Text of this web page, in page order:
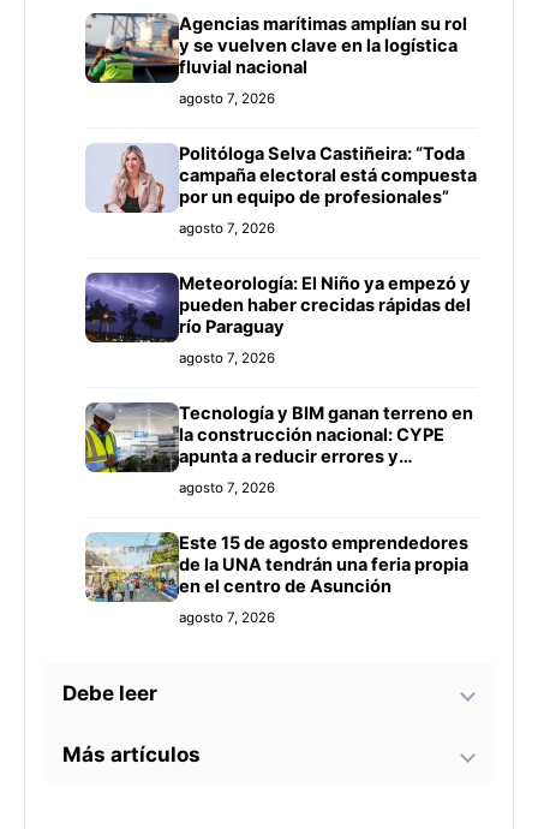
Agencias marítimas amplían su rol
y se vuelven clave en la logística
fluvial nacional
agosto 7, 2026
Politóloga Selva Castiñeira: “Toda
campaña electoral está compuesta
por un equipo de profesionales”
agosto 7, 2026
Meteorología: El Niño ya empezó y
pueden haber crecidas rápidas del
río Paraguay
agosto 7, 2026
Tecnología y BIM ganan terreno en
la construcción nacional: CYPE
apunta a reducir errores y
sobrecostos
agosto 7, 2026
Este 15 de agosto emprendedores
de la UNA tendrán una feria propia
en el centro de Asunción
agosto 7, 2026
Debe leer
México avanza en apertura de su
Más artículos